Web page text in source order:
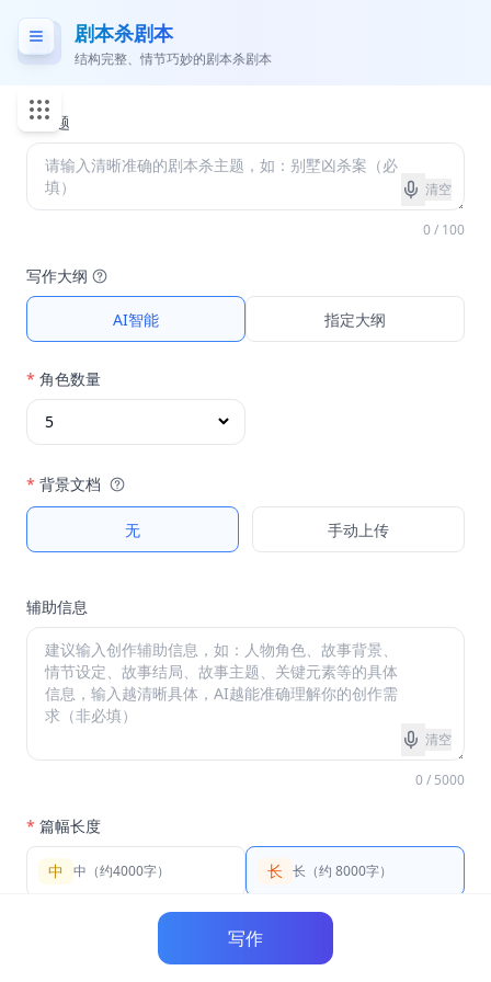
剧本杀剧本
结构完整、情节巧妙的剧本杀剧本
* 主题
清空
0 / 100
写作大纲
AI智能 指定大纲
* 角色数量
* 背景文档
无 手动上传
辅助信息
清空
0 / 5000
* 篇幅长度
中 中（约4000字） 长 长（约 8000字）
写作